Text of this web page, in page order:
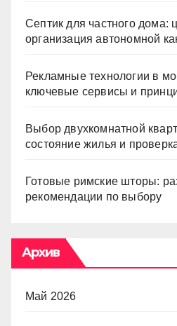
Септик для частного дома:
организация автономной
Рекламные технологии в
ключевые сервисы и
Выбор двухкомнатной
состояние жилья и
Готовые римские шторы:
рекомендации по выбору
Архив
Май 2026